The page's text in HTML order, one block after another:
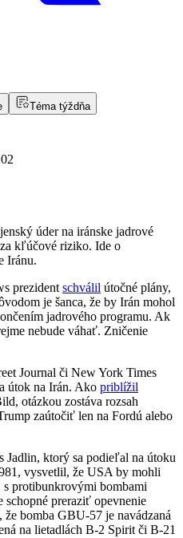
Téma týždňa
úder na iránske jadrové
kľúčové riziko. Ide o
Iránu.
prezident schválil útočné plány,
je šanca, že by Irán mohol
jadrového programu. Ak
nebude váhať. Zničenie
Journal či New York Times
útok na Irán. Ako priblížil
otázkou zostáva rozsah
zaútočiť len na Fordú alebo
Jadlin, ktorý sa podieľal na útoku
vysvetlil, že USA by mohli
protibunkrovými bombami
schopné preraziť opevnenie
že bomba GBU-57 je navádzaná
na lietadlách B-2 Spirit či B-21